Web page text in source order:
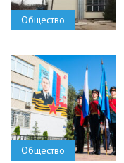
Общество
Общество